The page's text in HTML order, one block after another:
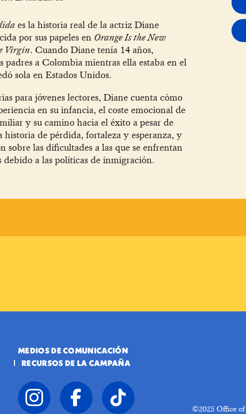
es la historia real de la actriz Diane
por sus papeles en Orange Is the New
Virgin. Cuando Diane tenía 14 años,
padres a Colombia mientras ella estaba en el
sola en Estados Unidos.
para jóvenes lectores, Diane cuenta cómo
en su infancia, el coste emocional de
y su camino hacia el éxito a pesar de
historia de pérdida, fortaleza y esperanza, y
sobre las dificultades a las que se enfrentan
debido a las políticas de inmigración.
MEDIOS DE COMUNICACIÓN
RECURSOS DE LA CAMPAÑA
©2025 Office